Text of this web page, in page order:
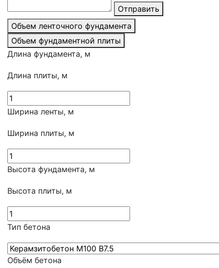
Отправить
Объем ленточного фундамента
Объем фундаментной плиты
Длина фундамента, м
Длина плиты, м
Ширина ленты, м
Ширина плиты, м
Высота фундамента, м
Высота плиты, м
Тип бетона
Объём бетона